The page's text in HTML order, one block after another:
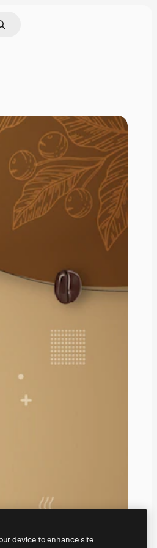
por imagem
Buscar
device to enhance site